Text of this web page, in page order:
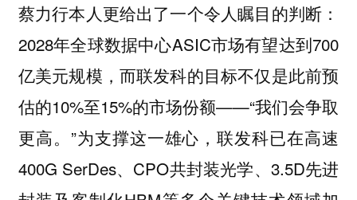
蔡力行本人更给出了一个令人瞩目的判断：
2028年全球数据中心ASIC市场有望达到700
亿美元规模，而联发科的目标不仅是此前预
估的10%至15%的市场份额——“我们会争取
更高。”为支撑这一雄心，联发科已在高速
400G SerDes、CPO共封装光学、3.5D先进